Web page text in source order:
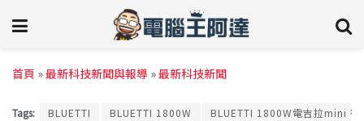
首頁 »最新科技新聞與報導 »最新科技新聞
Tags: BLUETTI BLUETTI 1800W BLUETTI 1800W電吉拉mini 行